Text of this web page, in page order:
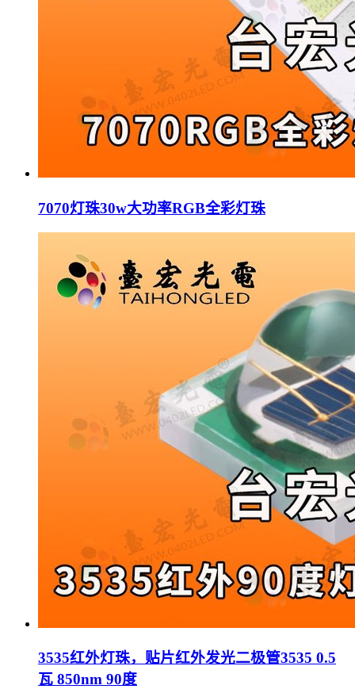
7070灯珠30w大功率RGB全彩灯珠
3535红外灯珠，贴片红外发光二极管3535 0.5
瓦 850nm 90度